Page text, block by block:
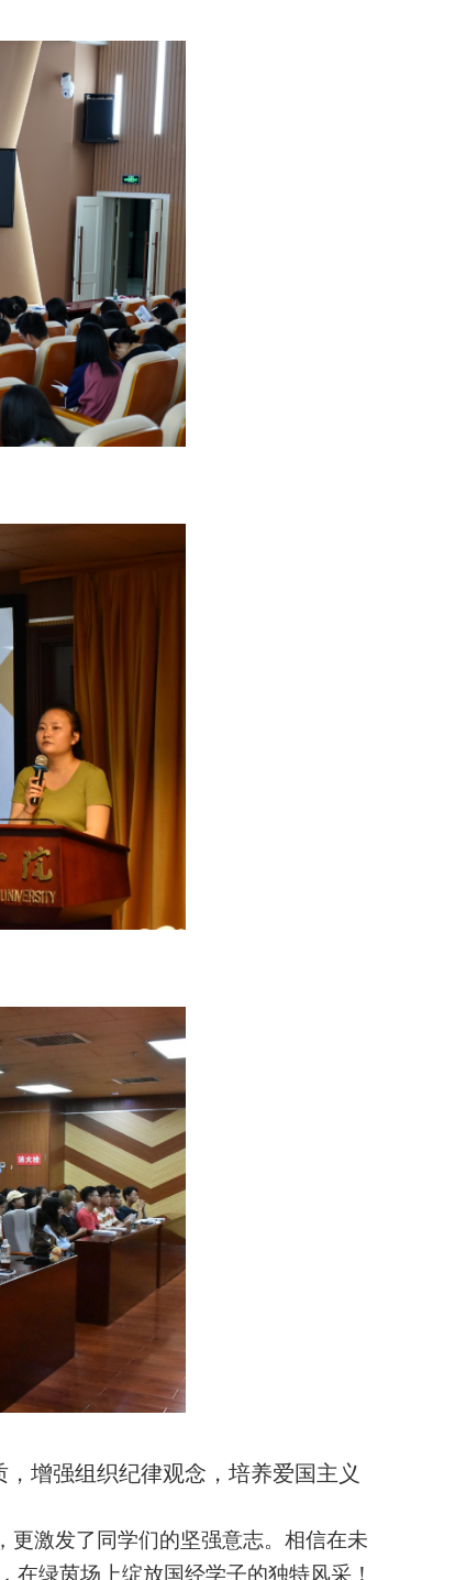
增强组织纪律观念，培养爱国主义
更激发了同学们的坚强意志。相信在未
在绿茵场 上绽放国经学子的独特风采！